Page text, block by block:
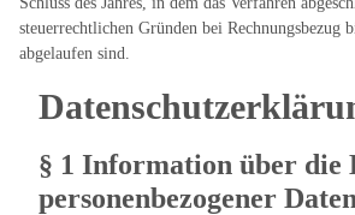
steuerrechtlichen Gründen bei Rechnungsbezug
abgelaufen sind.
§ 1 Information über die
personenbezogener Daten